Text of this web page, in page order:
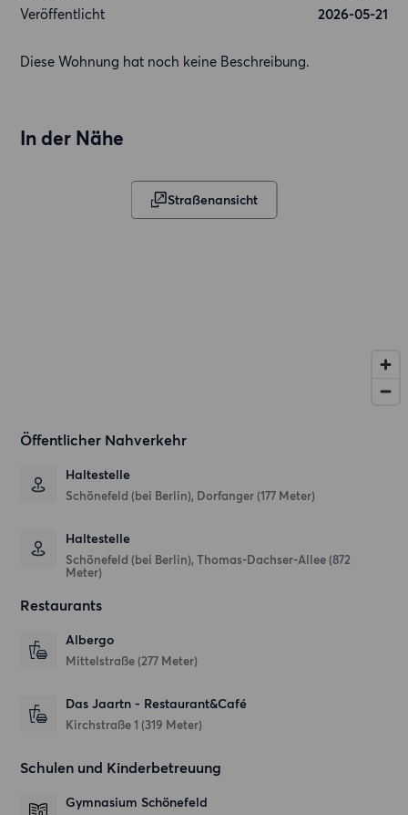
Veröffentlicht
2026-05-21
Diese Wohnung hat noch keine Beschreibung.
In der Nähe
Straßenansicht
Öffentlicher Nahverkehr
Haltestelle
Schönefeld (bei Berlin), Dorfanger (177 Meter)
Haltestelle
Schönefeld (bei Berlin), Thomas-Dachser-Allee (872
Meter)
Restaurants
Albergo
Mittelstraße (277 Meter)
Das Jaartn - Restaurant&Café
Kirchstraße 1 (319 Meter)
Schulen und Kinderbetreuung
Gymnasium Schönefeld